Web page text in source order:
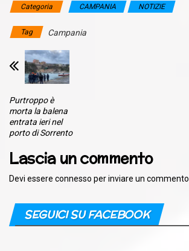
Categoria CAMPANIA NOTIZIE
Tag Campania
Purtroppo è
morta la balena
entrata ieri nel
porto di Sorrento
Lascia un commento
Devi essere connesso per inviare un commento.
SEGUICI SU FACEBOOK